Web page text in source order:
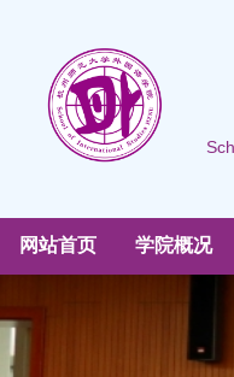
网站首页 学院概况